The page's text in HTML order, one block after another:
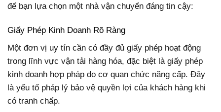
để bạn lựa chọn một nhà vận chuyển đáng tin cậy:
Giấy Phép Kinh Doanh Rõ Ràng
Một đơn vị uy tín cần có đầy đủ giấy phép hoạt động
trong lĩnh vực vận tải hàng hóa, đặc biệt là giấy phép
kinh doanh hợp pháp do cơ quan chức năng cấp. Đây
là yếu tố pháp lý bảo vệ quyền lợi của khách hàng khi
có tranh chấp.